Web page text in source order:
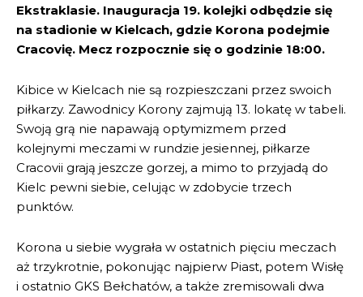
Ekstraklasie. Inauguracja 19. kolejki odbędzie się
na stadionie w Kielcach, gdzie Korona podejmie
Cracovię. Mecz rozpocznie się o godzinie 18:00.
Kibice w Kielcach nie są rozpieszczani przez swoich
piłkarzy. Zawodnicy Korony zajmują 13. lokatę w tabeli.
Swoją grą nie napawają optymizmem przed
kolejnymi meczami w rundzie jesiennej, piłkarze
Cracovii grają jeszcze gorzej, a mimo to przyjadą do
Kielc pewni siebie, celując w zdobycie trzech
punktów.
Korona u siebie wygrała w ostatnich pięciu meczach
aż trzykrotnie, pokonując najpierw Piast, potem Wisłę
i ostatnio GKS Bełchatów, a także zremisowali dwa